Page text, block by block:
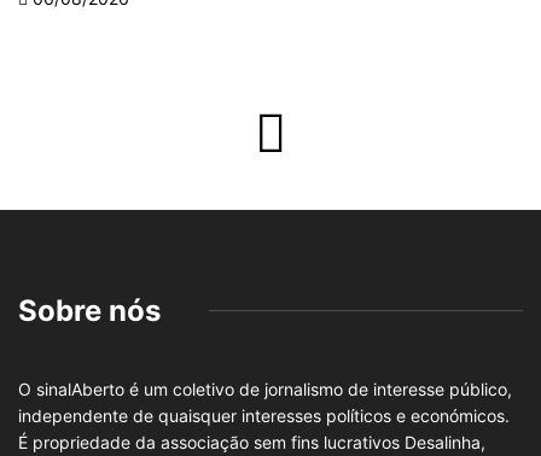
Sobre nós
O sinalAberto é um coletivo de jornalismo de interesse público,
independente de quaisquer interesses políticos e económicos.
É propriedade da associação sem fins lucrativos Desalinha,